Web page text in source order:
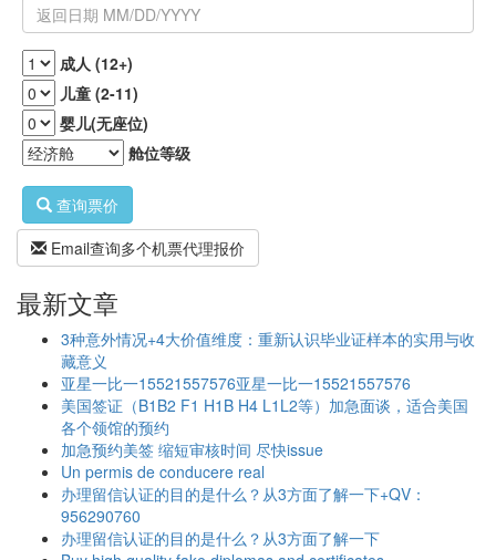
成人 (12+)
儿童 (2-11)
婴儿(无座位)
舱位等级
查询票价
Email查询多个机票代理报价
最新文章
3种意外情况+4大价值维度：重新认识毕业证样本的实用与收
藏意义
亚星一比一15521557576亚星一比一15521557576
美国签证（B1B2 F1 H1B H4 L1L2等）加急面谈，适合美国
各个领馆的预约
加急预约美签 缩短审核时间 尽快issue
Un permis de conducere real
办理留信认证的目的是什么？从3方面了解一下+QV：
956290760
办理留信认证的目的是什么？从3方面了解一下